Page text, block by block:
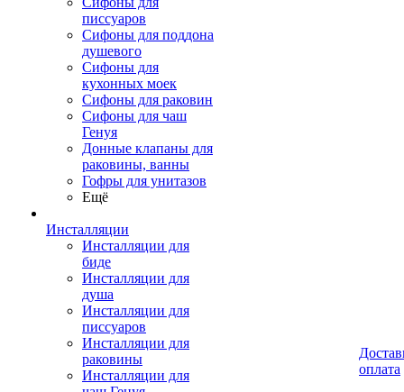
писсуаров
Сифоны для поддона
душевого
Сифоны для
кухонных моек
Сифоны для раковин
Сифоны для чаш
Генуя
Донные клапаны для
раковины, ванны
Гофры для унитазов
Ещё
Инсталляции
Инсталляции для
биде
Инсталляции для
душа
Инсталляции для
писсуаров
Инсталляции для
раковины
Инсталляции для
оплата